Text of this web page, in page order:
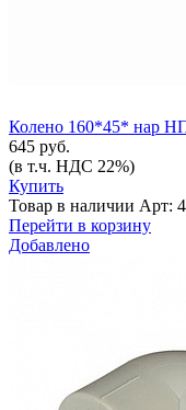
Колено 160*45* нар
645 руб.
(в т.ч. НДС 22%)
Купить
Товар в наличии Арт:
Перейти в корзину
Добавлено